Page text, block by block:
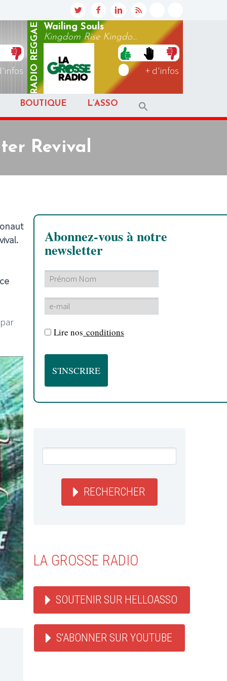
RADIO
REGGAE
Wailing Souls
Kingdom Rise Kingdo...
+ d'infos
BOUTIQUE L’ASSO
Revival
Abonnez-vous à notre
newsletter
Lire nos conditions
RECHERCHER
LA GROSSE RADIO
SOUTENIR SUR HELLOASSO
S'ABONNER SUR YOUTUBE